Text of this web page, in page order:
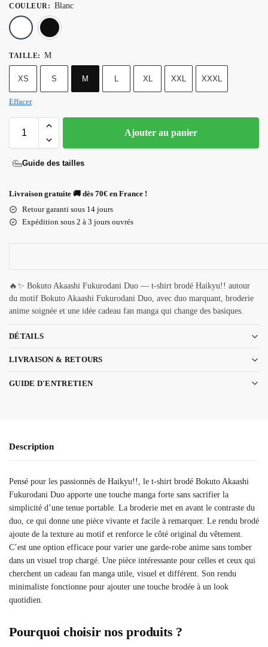
COULEUR : Blanc
TAILLE: M
XS S M L XL XXL XXXL
Effacer
Ajouter au panier
Guide des tailles
Livraison gratuite 🚚 dès 70€ en France !
Retour garanti sous 14 jours
Expédition sous 2 à 3 jours ouvrés
🔥✨ Bokuto Akaashi Fukurodani Duo — t-shirt brodé Haikyu!! autour
du motif Bokuto Akaashi Fukurodani Duo, avec duo marquant, broderie
anime soignée et une idée cadeau fan manga qui change des basiques.
DÉTAILS
LIVRAISON & RETOURS
GUIDE D'ENTRETIEN
Description
Pensé pour les passionnés de Haikyu!!, le t-shirt brodé Bokuto Akaashi
Fukurodani Duo apporte une touche manga forte sans sacrifier la
simplicité d’une tenue portable. La broderie met en avant le contraste du
duo, ce qui donne une pièce vivante et facile à remarquer. Le rendu brodé
ajoute de la texture au motif et renforce le côté original du vêtement.
C’est une option efficace pour varier une garde-robe anime sans tomber
dans un visuel trop chargé. Une pièce intéressante pour celles et ceux qui
cherchent un cadeau fan manga utile, visuel et différent. Son rendu
minimaliste fonctionne pour ajouter une touche brodée à un look
quotidien.
Pourquoi choisir nos produits ?